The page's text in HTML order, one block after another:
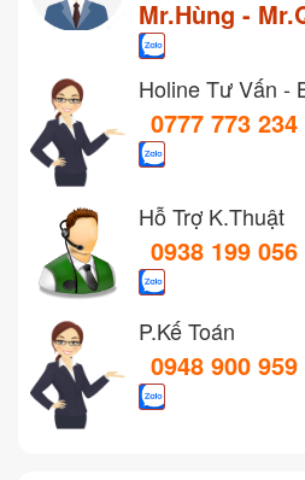
Mr.Hùng -
Holine Tư Vấn -
0777 773 234
Hỗ Trợ K.Thuật
0938 199 056
P.Kế Toán
0948 900 959